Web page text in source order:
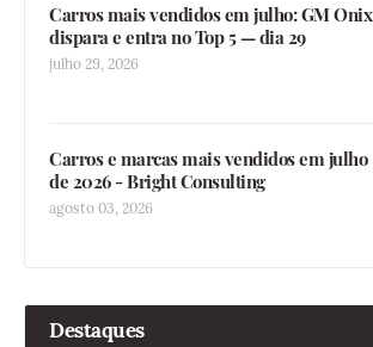
Carros mais vendidos em julho: GM Onix
dispara e entra no Top 5 — dia 29
julho 29, 2026
Carros e marcas mais vendidos em julho
de 2026 - Bright Consulting
agosto 03, 2026
Destaques